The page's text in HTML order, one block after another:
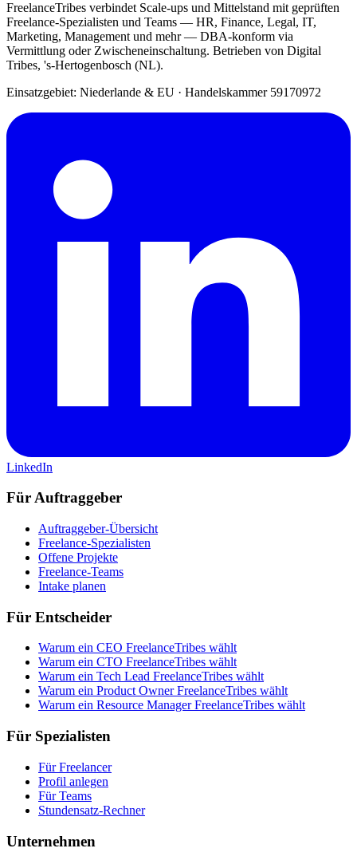
FreelanceTribes verbindet Scale-ups und Mittelstand mit geprüften
Freelance-Spezialisten und Teams — HR, Finance, Legal, IT,
Marketing, Management und mehr — DBA-konform via
Vermittlung oder Zwischeneinschaltung. Betrieben von Digital
Tribes, 's-Hertogenbosch (NL).
Einsatzgebiet: Niederlande & EU · Handelskammer 59170972
LinkedIn
Für Auftraggeber
Auftraggeber-Übersicht
Freelance-Spezialisten
Offene Projekte
Freelance-Teams
Intake planen
Für Entscheider
Warum ein CEO FreelanceTribes wählt
Warum ein CTO FreelanceTribes wählt
Warum ein Tech Lead FreelanceTribes wählt
Warum ein Product Owner FreelanceTribes wählt
Warum ein Resource Manager FreelanceTribes wählt
Für Spezialisten
Für Freelancer
Profil anlegen
Für Teams
Stundensatz-Rechner
Unternehmen